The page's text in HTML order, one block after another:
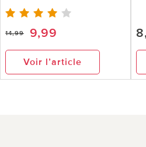
14,99 9,99
Voir l’article